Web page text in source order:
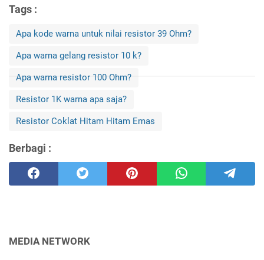
Tags :
Apa kode warna untuk nilai resistor 39 Ohm?
Apa warna gelang resistor 10 k?
Apa warna resistor 100 Ohm?
Resistor 1K warna apa saja?
Resistor Coklat Hitam Hitam Emas
Berbagi :
MEDIA NETWORK